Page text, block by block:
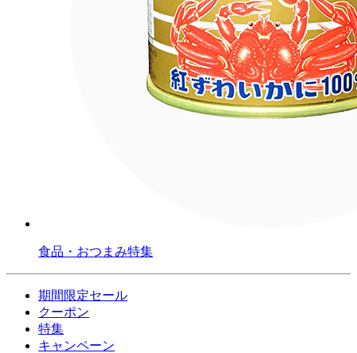
食品・おつまみ特集
期間限定セール
クーポン
特集
キャンペーン